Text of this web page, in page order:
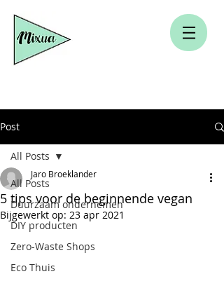
Post
All Posts
Duurzaam ondernemen
DIY producten
Zero-Waste Shops
Eco Thuis
All Posts
5 tips voor de beginnende vegan
Jaro Broeklander
Bijgewerkt op: 23 apr 2021